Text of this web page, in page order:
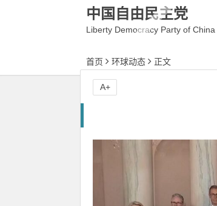
中国自由民主党
Liberty Democracy Party of China
首页
环球动态 正文
A+